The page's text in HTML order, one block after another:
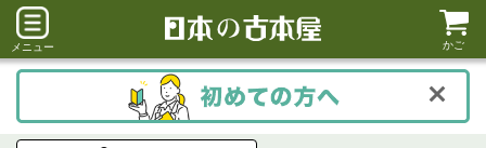
メニュー かご